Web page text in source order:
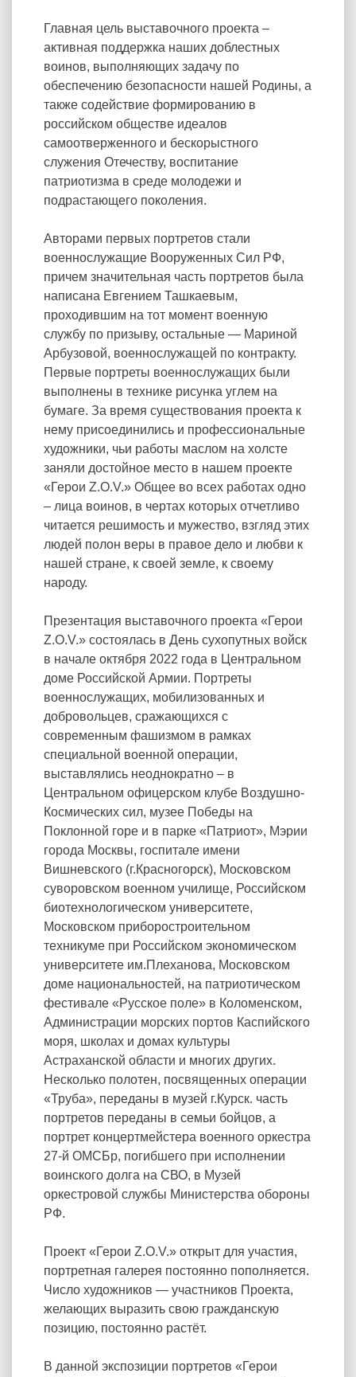
Главная цель выставочного проекта –
активная поддержка наших доблестных
воинов, выполняющих задачу по
обеспечению безопасности нашей Родины, а
также содействие формированию в
российском обществе идеалов
самоотверженного и бескорыстного
служения Отечеству, воспитание
патриотизма в среде молодежи и
подрастающего поколения.
Авторами первых портретов стали
военнослужащие Вооруженных Сил РФ,
причем значительная часть портретов была
написана Евгением Ташкаевым,
проходившим на тот момент военную
службу по призыву, остальные — Мариной
Арбузовой, военнослужащей по контракту.
Первые портреты военнослужащих были
выполнены в технике рисунка углем на
бумаге. За время существования проекта к
нему присоединились и профессиональные
художники, чьи работы маслом на холсте
заняли достойное место в нашем проекте
«Герои Z.O.V.» Общее во всех работах одно
– лица воинов, в чертах которых отчетливо
читается решимость и мужество, взгляд этих
людей полон веры в правое дело и любви к
нашей стране, к своей земле, к своему
народу.
Презентация выставочного проекта «Герои
Z.O.V.» состоялась в День сухопутных войск
в начале октября 2022 года в Центральном
доме Российской Армии. Портреты
военнослужащих, мобилизованных и
добровольцев, сражающихся с
современным фашизмом в рамках
специальной военной операции,
выставлялись неоднократно – в
Центральном офицерском клубе Воздушно-
Космических сил, музее Победы на
Поклонной горе и в парке «Патриот», Мэрии
города Москвы, госпитале имени
Вишневского (г.Красногорск), Московском
суворовском военном училище, Российском
биотехнологическом университете,
Московском приборостроительном
техникуме при Российском экономическом
университете им.Плеханова, Московском
доме национальностей, на патриотическом
фестивале «Русское поле» в Коломенском,
Администрации морских портов Каспийского
моря, школах и домах культуры
Астраханской области и многих других.
Несколько полотен, посвященных операции
«Труба», переданы в музей г.Курск. часть
портретов переданы в семьи бойцов, а
портрет концертмейстера военного оркестра
27-й ОМСБр, погибшего при исполнении
воинского долга на СВО, в Музей
оркестровой службы Министерства обороны
РФ.
Проект «Герои Z.O.V.» открыт для участия,
портретная галерея постоянно пополняется.
Число художников — участников Проекта,
желающих выразить свою гражданскую
позицию, постоянно растёт.
В данной экспозиции портретов «Герои